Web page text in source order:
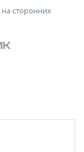
на сторонних